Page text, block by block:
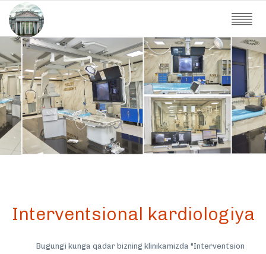
Interventsional kardiologiya
Bugungi kunga qadar bizning klinikamizda "Interventsion